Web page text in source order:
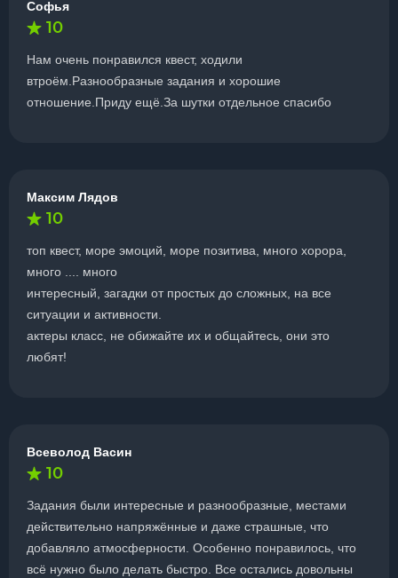
Софья
10
Нам очень понравился квест, ходили
втроём.Разнообразные задания и хорошие
отношение.Приду ещё.За шутки отдельное спасибо
Максим Лядов
10
топ квест, море эмоций, море позитива, много хорора,
много .... много
интересный, загадки от простых до сложных, на все
ситуации и активности.
актеры класс, не обижайте их и общайтесь, они это
любят!
Всеволод Васин
10
Задания были интересные и разнообразные, местами
действительно напряжённые и даже страшные, что
добавляло атмосферности. Особенно понравилось, что
всё нужно было делать быстро. Все остались довольны